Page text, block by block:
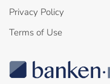
Privacy Policy
Terms of Use